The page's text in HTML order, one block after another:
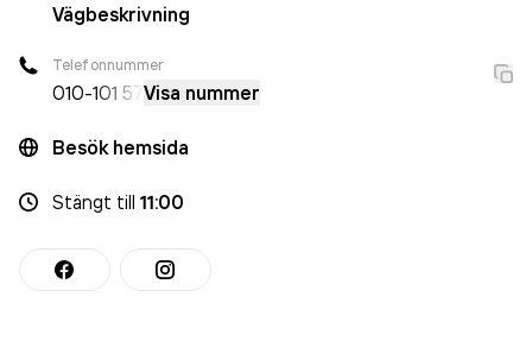
Vägbeskrivning
Telefonnummer
010-101 57 Visa nummer
Besök hemsida
Stängt till 11:00